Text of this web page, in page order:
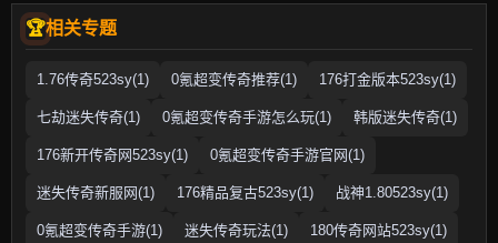
相关专题
1.76传奇523sy(1) 0氪超变传奇推荐(1) 176打金版本523sy(1)
七劫迷失传奇(1) 0氪超变传奇手游怎么玩(1) 韩版迷失传奇(1)
176新开传奇网523sy(1) 0氪超变传奇手游官网(1)
迷失传奇新服网(1) 176精品复古523sy(1) 战神1.80523sy(1)
0氪超变传奇手游(1) 迷失传奇玩法(1) 180传奇网站523sy(1)